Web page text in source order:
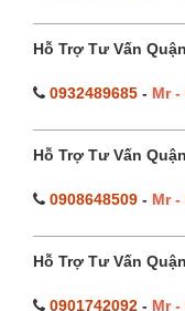
Hỗ Trợ Tư Vấn
0932489685 - Mr
Hỗ Trợ Tư Vấn
0908648509 - Mr -
Hỗ Trợ Tư Vấn
0901742092 - Mr -